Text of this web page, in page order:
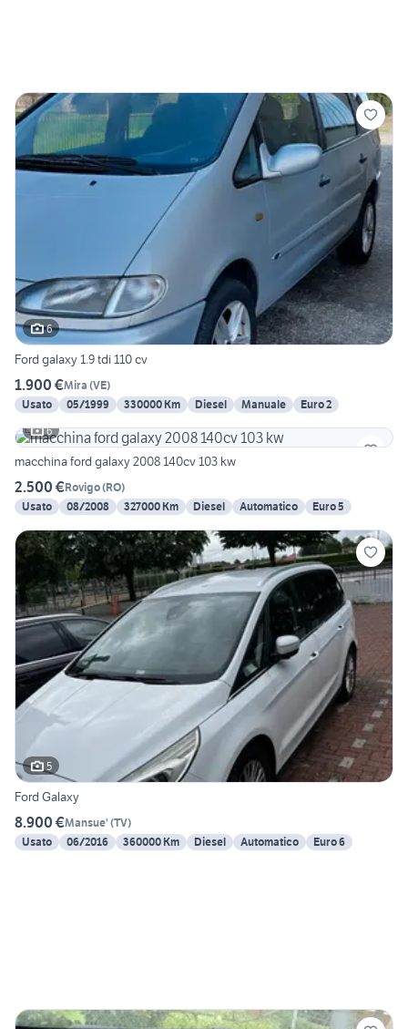
6
Ford galaxy 1.9 tdi 110 cv
1.900 €Mira (VE)
Usato
05/1999 330000 Km Diesel Manuale
Euro 2
6
macchina ford galaxy 2008 140cv 103 kw
2.500 €Rovigo(RO)
Usato
08/2008 327000 Km Diesel Automatico Euro 5
5
Ford Galaxy
8.900 €Mansue' (TV)
Usato
06/2016 360000 Km Diesel Automatico Euro 6